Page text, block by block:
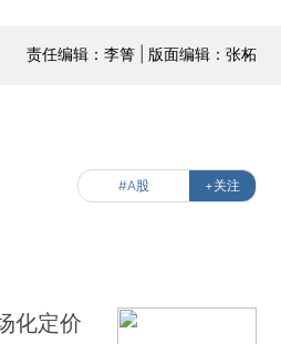
责任编辑：李箐 | 版面编辑：张柘
#A股 +关注
化定价